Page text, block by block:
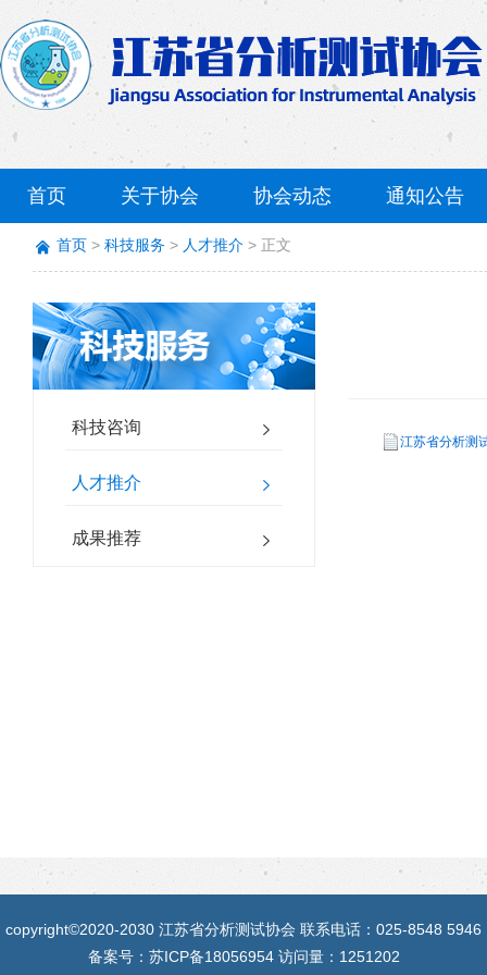
首页 关于协会 协会动态 通知公告
首页 科技服务 人才推介 正文
科技咨询
人才推介
成果推荐
江苏省分析测
copyright©2020-2030 江苏省分析测试协会 联系电话：025-8548 5946
备案号： 苏ICP备18056954访问量：1251202